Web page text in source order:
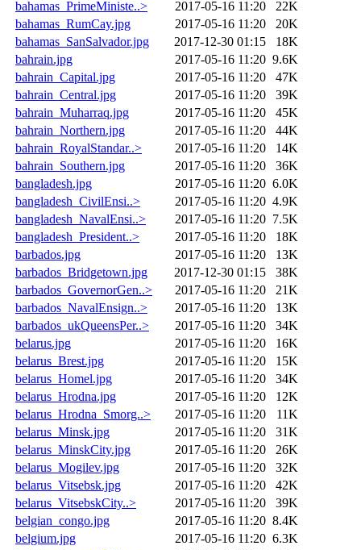
bahamas_PrimeMiniste..>
2017-05-16 11:20
22K
bahamas_RumCay.jpg
2017-05-16 11:20
20K
bahamas_SanSalvador.jpg
2017-12-30 01:15
18K
bahrain.jpg
2017-05-16 11:20 9.6K
bahrain_Capital.jpg
2017-05-16 11:20
47K
bahrain_Central.jpg
2017-05-16 11:20
39K
bahrain_Muharraq.jpg
2017-05-16 11:20
45K
bahrain_Northern.jpg
2017-05-16 11:20
44K
bahrain_RoyalStandar..>
2017-05-16 11:20
14K
bahrain_Southern.jpg
2017-05-16 11:20
36K
bangladesh.jpg
2017-05-16 11:20 6.0K
bangladesh_CivilEnsi..>
2017-05-16 11:20 4.9K
bangladesh_NavalEnsi..>
2017-05-16 11:20 7.5K
bangladesh_President..>
2017-05-16 11:20
18K
barbados.jpg
2017-05-16 11:20
13K
barbados_Bridgetown.jpg
2017-12-30 01:15
38K
barbados_GovernorGen..>
2017-05-16 11:20
21K
barbados_NavalEnsign..>
2017-05-16 11:20
13K
barbados_ukQueensPer..>
2017-05-16 11:20
34K
belarus.jpg
2017-05-16 11:20
16K
belarus_Brest.jpg
2017-05-16 11:20
15K
belarus_Homel.jpg
2017-05-16 11:20
34K
belarus_Hrodna.jpg
2017-05-16 11:20
12K
belarus_Hrodna_Smorg..>
2017-05-16 11:20
11K
belarus_Minsk.jpg
2017-05-16 11:20
31K
belarus_MinskCity.jpg
2017-05-16 11:20
26K
belarus_Mogilev.jpg
2017-05-16 11:20
32K
belarus_Vitsebsk.jpg
2017-05-16 11:20
42K
belarus_VitsebskCity..>
2017-05-16 11:20
39K
belgian_congo.jpg
2017-05-16 11:20 8.4K
belgium.jpg
2017-05-16 11:20 6.3K